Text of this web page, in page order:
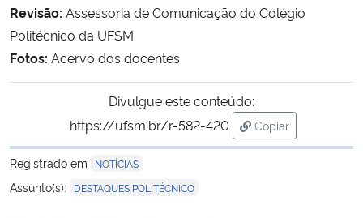
Revisão: Assessoria de Comunicação do Colégio
Politécnico da UFSM
Fotos: Acervo dos docentes
Divulgue este conteúdo:
https://ufsm.br/r-582-420
Copiar
para área de
Registrado em
NOTÍCIAS
Assunto(s): DESTAQUES POLITÉCNICO